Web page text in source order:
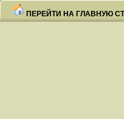
ПЕРЕЙТИ НА ГЛАВНУЮ